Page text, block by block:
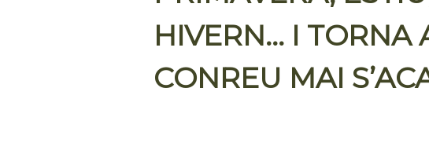
HIVERN… I TORNA
CONREU MAI